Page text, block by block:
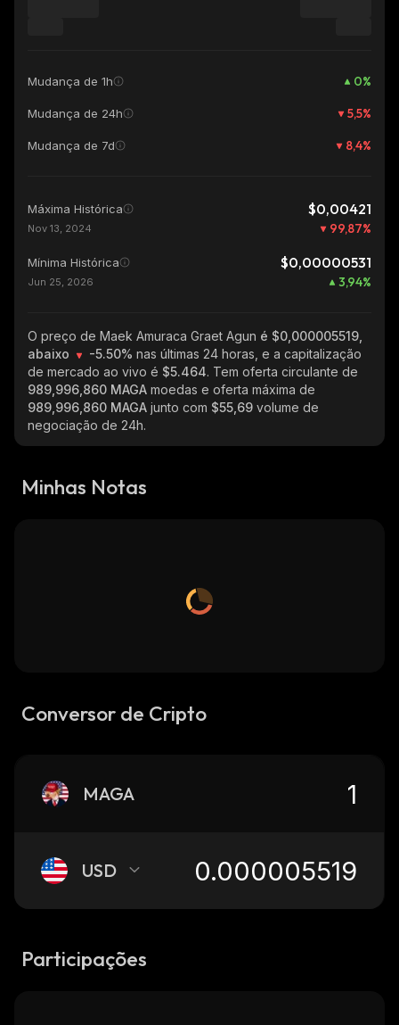
Mudança de 1h 0%
Mudança de 24h 5,5%
Mudança de 7d 8,4%
Máxima Histórica $0,00421
Nov 13, 2024 99,87%
Mínima Histórica $0,00000531
Jun 25, 2026 3,94%
O preço de Maek Amuraca Graet Agun é $0,000005519,
abaixo
-5.50% nas últimas 24 horas, e a capitalização
de mercado ao vivo é $5.464. Tem oferta circulante de
989,996,860 MAGA moedas e oferta máxima de
989,996,860 MAGA junto com $55,69 volume de
negociação de 24h.
Minhas Notas
Conversor de Cripto
MAGA
USD
Participações